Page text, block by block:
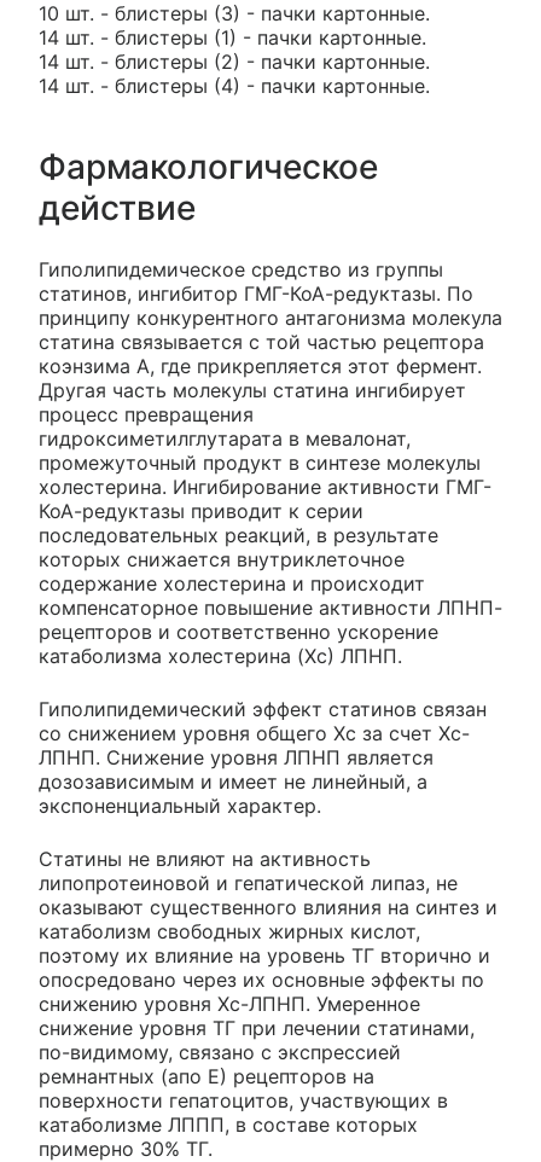
10 шт. - блистеры (3) - пачки картонные.
14 шт. - блистеры (1) - пачки картонные.
14 шт. - блистеры (2) - пачки картонные.
14 шт. - блистеры (4) - пачки картонные.
Фармакологическое
действие
Гиполипидемическое средство из группы
статинов, ингибитор ГМГ-КоА-редуктазы. По
принципу конкурентного антагонизма молекула
статина связывается с той частью рецептора
коэнзима А, где прикрепляется этот фермент.
Другая часть молекулы статина ингибирует
процесс превращения
гидроксиметилглутарата в мевалонат,
промежуточный продукт в синтезе молекулы
холестерина. Ингибирование активности ГМГ-
КоА-редуктазы приводит к серии
последовательных реакций, в результате
которых снижается внутриклеточное
содержание холестерина и происходит
компенсаторное повышение активности ЛПНП-
рецепторов и соответственно ускорение
катаболизма холестерина (Xc) ЛПНП.
Гиполипидемический эффект статинов связан
со снижением уровня общего Хс за счет Хс-
ЛПНП. Снижение уровня ЛПНП является
дозозависимым и имеет не линейный, а
экспоненциальный характер.
Статины не влияют на активность
липопротеиновой и гепатической липаз, не
оказывают существенного влияния на синтез и
катаболизм свободных жирных кислот,
поэтому их влияние на уровень ТГ вторично и
опосредовано через их основные эффекты по
снижению уровня Хс-ЛПНП. Умеренное
снижение уровня ТГ при лечении статинами,
по-видимому, связано с экспрессией
ремнантных (апо Е) рецепторов на
поверхности гепатоцитов, участвующих в
катаболизме ЛППП, в составе которых
примерно 30% ТГ.